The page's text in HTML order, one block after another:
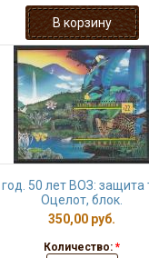
50 лет ВОЗ: защита
Оцелот, блок.
350,00 руб.
Количество: *